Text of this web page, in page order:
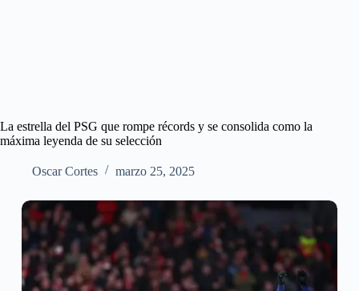
La estrella del PSG que rompe récords y se consolida como la
máxima leyenda de su selección
Oscar Cortes marzo 25, 2025